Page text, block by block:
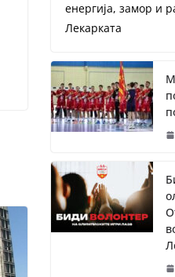
енергија, замор и
Лекарката